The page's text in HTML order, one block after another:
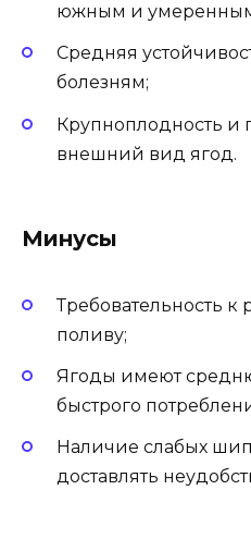
южным и
Средняя
болезням;
Крупноплодность и
внешний вид ягод.
Минусы
Требовательность к
поливу;
Ягоды имеют
быстрого
Наличие слабых
доставлять